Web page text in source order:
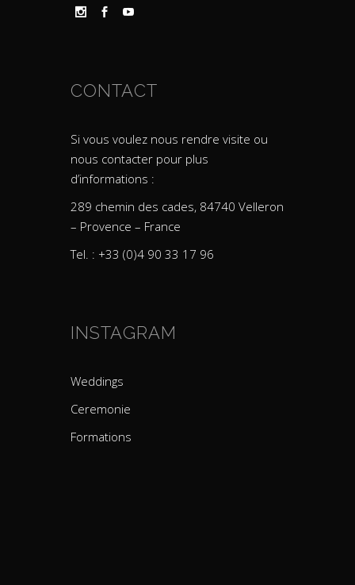
CONTACT
Si vous voulez nous rendre visite ou
nous contacter pour plus
d’informations :
289 chemin des cades, 84740 Velleron
– Provence – France
Tel. : +33 (0)4 90 33 17 96
INSTAGRAM
Weddings
Ceremonie
Formations